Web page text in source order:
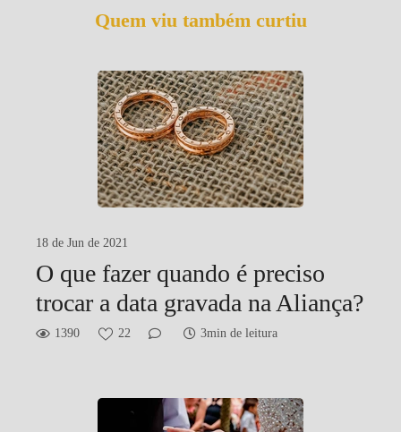
Quem viu também curtiu
18 de Jun de 2021
O que fazer quando é preciso
trocar a data gravada na Aliança?
1390 22 3min de leitura